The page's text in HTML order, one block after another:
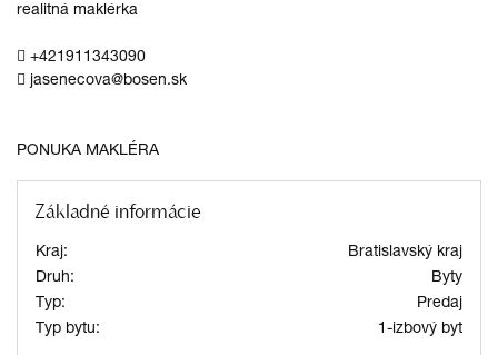
realitná maklérka
+421911343090
jasenecova@bosen.sk
PONUKA MAKLÉRA
Základné informácie
Kraj:
Bratislavský kraj
Druh:
Byty
Typ:
Predaj
Typ bytu:
1-izbový byt